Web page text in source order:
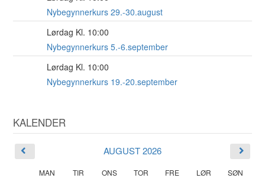
Nybegynnerkurs 29.-30.august
Lørdag Kl. 10:00
Nybegynnerkurs 5.-6.september
Lørdag Kl. 10:00
Nybegynnerkurs 19.-20.september
KALENDER
AUGUST 2026
MAN TIR ONS TOR FRE LØR SØN